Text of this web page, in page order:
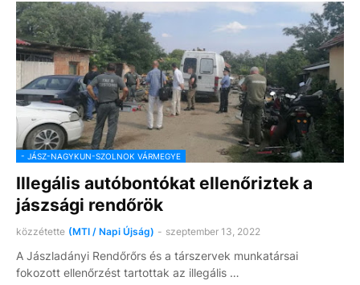
- JÁSZ-NAGYKUN-SZOLNOK VÁRMEGYE
Illegális autóbontókat ellenőriztek a
jászsági rendőrök
közzétette (MTI / Napi Újság) - szeptember 13, 2022
A Jászladányi Rendőrőrs és a társzervek munkatársai
fokozott ellenőrzést tartottak az illegális …